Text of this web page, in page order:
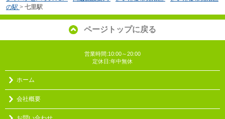
の駅 > 七里駅
ページトップに戻る
営業時間:10:00～20:00
定休日:年中無休
ホーム
会社概要